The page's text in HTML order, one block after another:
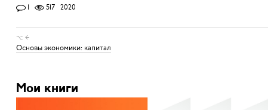
1 517 2020
⌥ ←
Основы экономики: капитал
Мои книги